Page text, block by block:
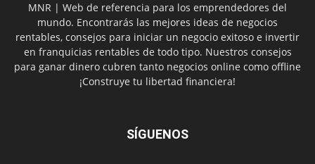
MNR | Web de referencia para los emprendedores del
mundo. Encontrarás las mejores ideas de negocios
rentables, consejos para iniciar un negocio exitoso e invertir
en franquicias rentables de todo tipo. Nuestros consejos
para ganar dinero cubren tanto negocios online como offline
¡Construye tu libertad financiera!
SÍGUENOS